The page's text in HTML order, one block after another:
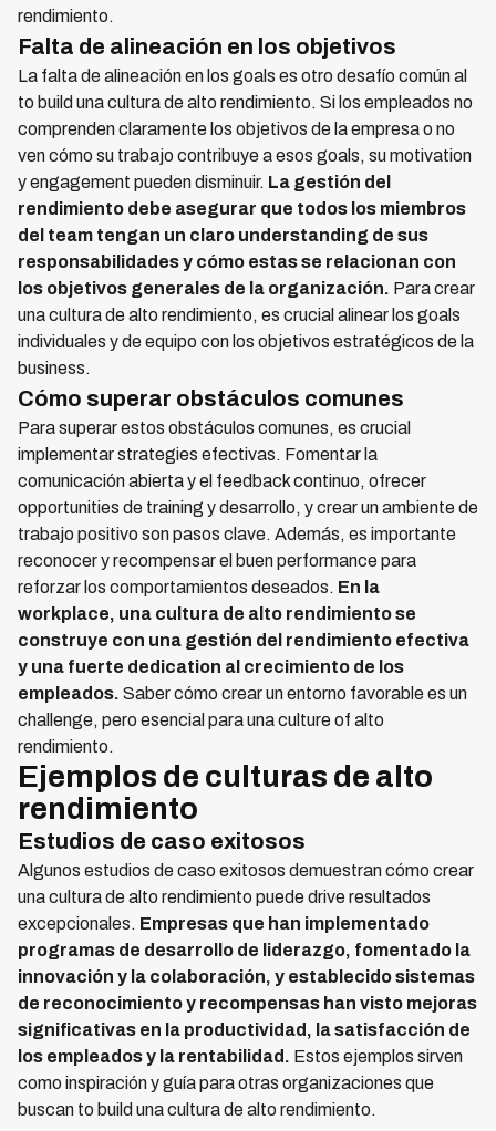
rendimiento.
Falta de alineación en los objetivos
La falta de alineación en los goals es otro desafío común al
to build una cultura de alto rendimiento. Si los empleados no
comprenden claramente los objetivos de la empresa o no
ven cómo su trabajo contribuye a esos goals, su motivation
y engagement pueden disminuir. La gestión del
rendimiento debe asegurar que todos los miembros
del team tengan un claro understanding de sus
responsabilidades y cómo estas se relacionan con
los objetivos generales de la organización. Para crear
una cultura de alto rendimiento, es crucial alinear los goals
individuales y de equipo con los objetivos estratégicos de la
business.
Cómo superar obstáculos comunes
Para superar estos obstáculos comunes, es crucial
implementar strategies efectivas. Fomentar la
comunicación abierta y el feedback continuo, ofrecer
opportunities de training y desarrollo, y crear un ambiente de
trabajo positivo son pasos clave. Además, es importante
reconocer y recompensar el buen performance para
reforzar los comportamientos deseados. En la
workplace, una cultura de alto rendimiento se
construye con una gestión del rendimiento efectiva
y una fuerte dedication al crecimiento de los
empleados. Saber cómo crear un entorno favorable es un
challenge, pero esencial para una culture of alto
rendimiento.
Ejemplos de culturas de alto
rendimiento
Estudios de caso exitosos
Algunos estudios de caso exitosos demuestran cómo crear
una cultura de alto rendimiento puede drive resultados
excepcionales. Empresas que han implementado
programas de desarrollo de liderazgo, fomentado la
innovación y la colaboración, y establecido sistemas
de reconocimiento y recompensas han visto mejoras
significativas en la productividad, la satisfacción de
los empleados y la rentabilidad. Estos ejemplos sirven
como inspiración y guía para otras organizaciones que
buscan to build una cultura de alto rendimiento.